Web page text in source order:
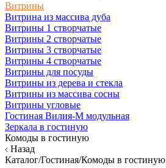
Витрины
Витрина из массива дуба
Витрины 1 створчатые
Витрины 2 створчатые
Витрины 3 створчатые
Витрины 4 створчатые
Витрины для посуды
Витрины из дерева и стекла
Витрины из массива сосны
Витрины угловые
Гостиная Вилия-М модульная
Зеркала в гостиную
Комоды в гостиную
Назад
Каталог/Гостиная/Комоды в гостиную